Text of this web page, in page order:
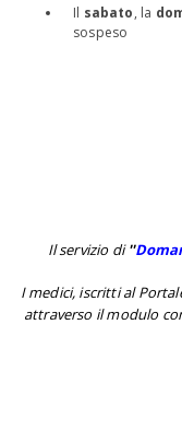
Il sabato, la
sospeso
Il servizio di''
I medici, iscritti al
attraverso il modulo